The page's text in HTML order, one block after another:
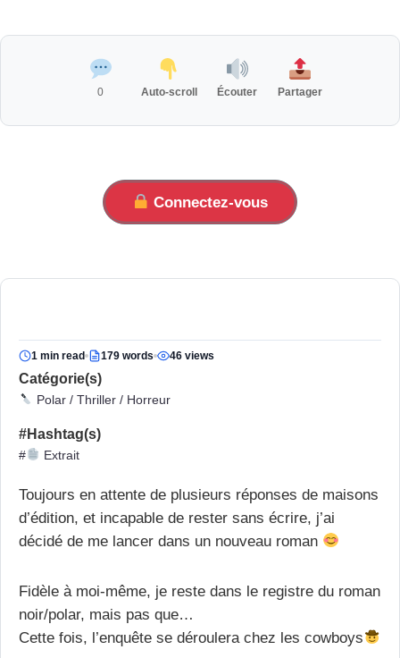
0 Auto-scroll Écouter Partager
Connectez-vous
1 min read 179 words 46 views
Catégorie(s)
Polar / Thriller / Horreur
#Hashtag(s)
# Extrait
Toujours en attente de plusieurs réponses de maisons
d’édition, et incapable de rester sans écrire, j’ai
décidé de me lancer dans un nouveau roman
Fidèle à moi-même, je reste dans le registre du roman
noir/polar, mais pas que…
Cette fois, l’enquête se déroulera chez les cowboys